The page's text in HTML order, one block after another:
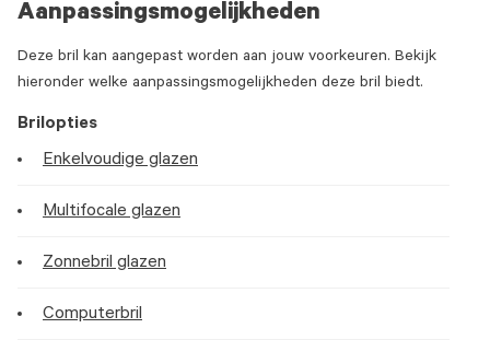
Aanpassingsmogelijkheden
Deze bril kan aangepast worden aan jouw voorkeuren. Bekijk
hieronder welke aanpassingsmogelijkheden deze bril biedt.
Brilopties
Enkelvoudige glazen
Multifocale glazen
Zonnebril glazen
Computerbril